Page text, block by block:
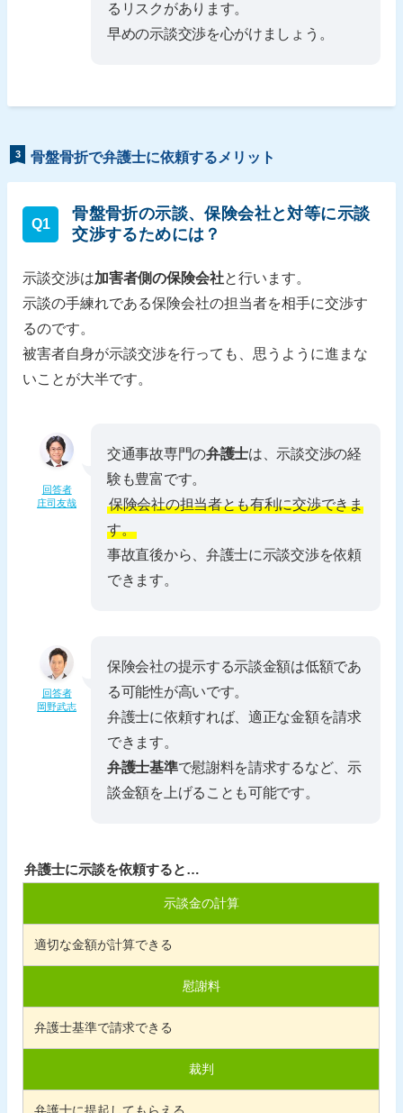
るリスクがあります。
早めの示談交渉を心がけましょう。
3 骨盤骨折で弁護士に依頼するメリット
Q1
骨盤骨折の示談、保険会社と対等に示談
交渉するためには？
示談交渉は加害者側の保険会社と行います。
示談の手練れである保険会社の担当者を相手に交渉す
るのです。
被害者自身が示談交渉を行っても、思うように進まな
いことが大半です。
回答者
庄司友哉
交通事故専門の弁護士は、示談交渉の経
験も豊富です。
保険会社の担当者とも有利に交渉できま
す。
事故直後から、弁護士に示談交渉を依頼
できます。
回答者
岡野武志
保険会社の提示する示談金額は低額であ
る可能性が高いです。
弁護士に依頼すれば、適正な金額を請求
できます。
弁護士基準で慰謝料を請求するなど、示
談金額を上げることも可能です。
弁護士に示談を依頼すると…
示談金の計算
適切な金額が計算できる
慰謝料
弁護士基準で請求できる
裁判
弁護士に提起してもらえる